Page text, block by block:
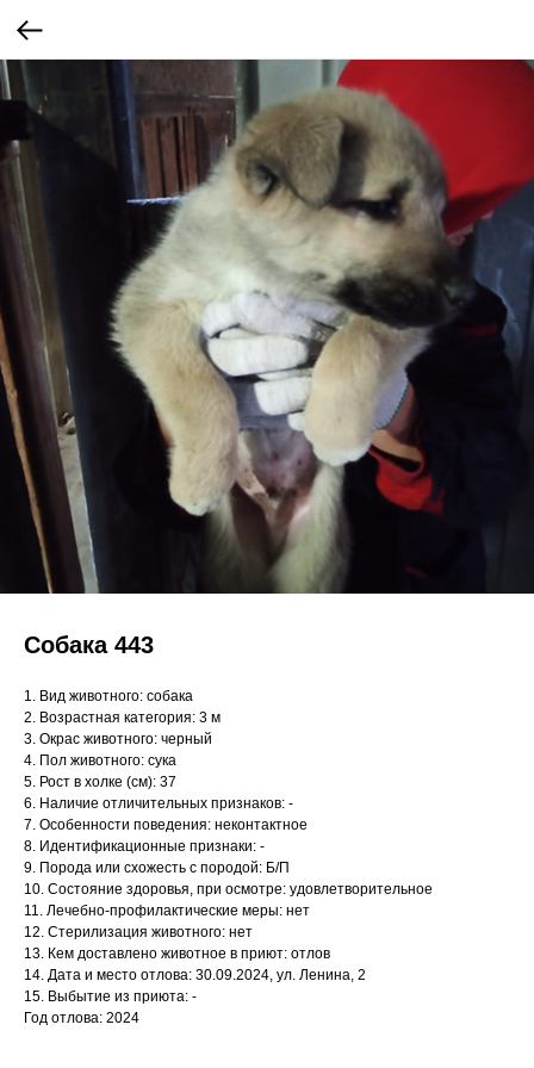
Собака 443
1. Вид животного: собака
2. Возрастная категория: 3 м
3. Окрас животного: черный
4. Пол животного: сука
5. Рост в холке (см): 37
6. Наличие отличительных признаков: -
7. Особенности поведения: неконтактное
8. Идентификационные признаки: -
9. Порода или схожесть с породой: Б/П
10. Состояние здоровья, при осмотре: удовлетворительное
11. Лечебно-профилактические меры: нет
12. Стерилизация животного: нет
13. Кем доставлено животное в приют: отлов
14. Дата и место отлова: 30.09.2024, ул. Ленина, 2
15. Выбытие из приюта: -
Год отлова: 2024